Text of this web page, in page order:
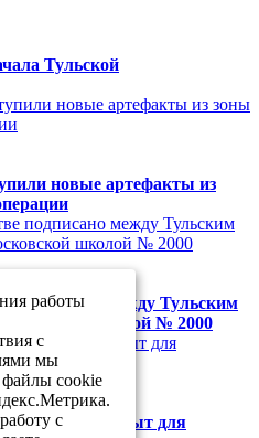
Тульской
новые артефакты из
подписано между Тульским
школой № 2000
будет закрыт для
работы
с
мы
файлы cookie
с